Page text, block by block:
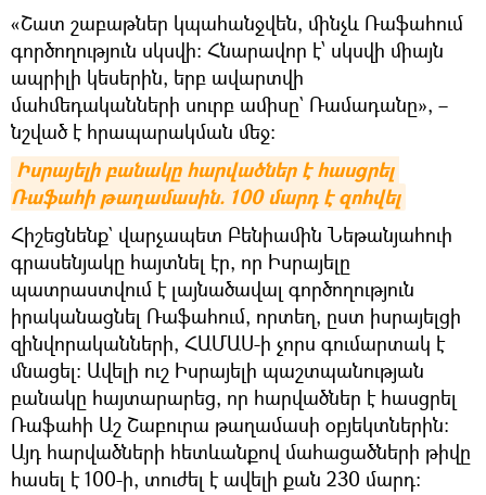
«Շատ շաբաթներ կպահանջվեն, մինչև Ռաֆահում
գործողություն սկսվի։ Հնարավոր է՝ սկսվի միայն
ապրիլի կեսերին, երբ ավարտվի
մահմեդականների սուրբ ամիսը` Ռամադանը», –
նշված է հրապարակման մեջ։
Իսրայելի բանակը հարվածներ է հասցրել
Ռաֆահի թաղամասին. 100 մարդ է զոհվել
Հիշեցնենք` վարչապետ Բենիամին Նեթանյահուի
գրասենյակը հայտնել էր, որ Իսրայելը
պատրաստվում է լայնածավալ գործողություն
իրականացնել Ռաֆահում, որտեղ, ըստ իսրայելցի
զինվորականների, ՀԱՄԱՍ-ի չորս գումարտակ է
մնացել: Ավելի ուշ Իսրայելի պաշտպանության
բանակը հայտարարեց, որ հարվածներ է հասցրել
Ռաֆահի Աշ Շաբուրա թաղամասի օբյեկտներին։
Այդ հարվածների հետևանքով մահացածների թիվը
հասել է 100-ի, տուժել է ավելի քան 230 մարդ: